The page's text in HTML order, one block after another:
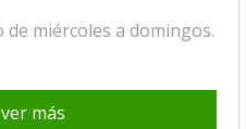
de miércoles a domingos.
más